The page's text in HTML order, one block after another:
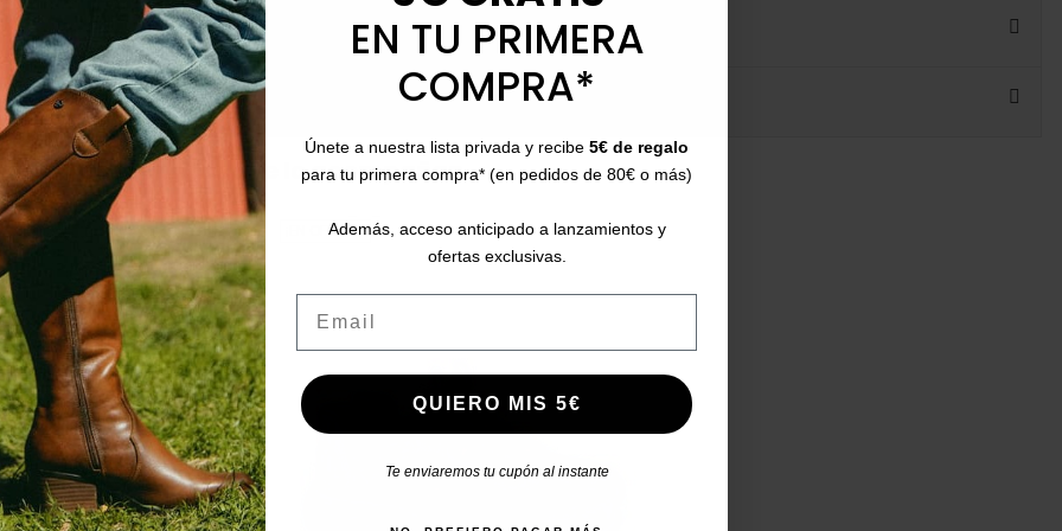
Los favoritos que lo acompañan
¡EN OFERTA!
EN TU PRIMERA
COMPRA*
Únete a nuestra lista privada y recibe 5€ de regalo
para tu primera compra* (en pedidos de 80€ o más)
Además, acceso anticipado a lanzamientos y
ofertas exclusivas.
QUIERO MIS 5€
Te enviaremos tu cupón al instante